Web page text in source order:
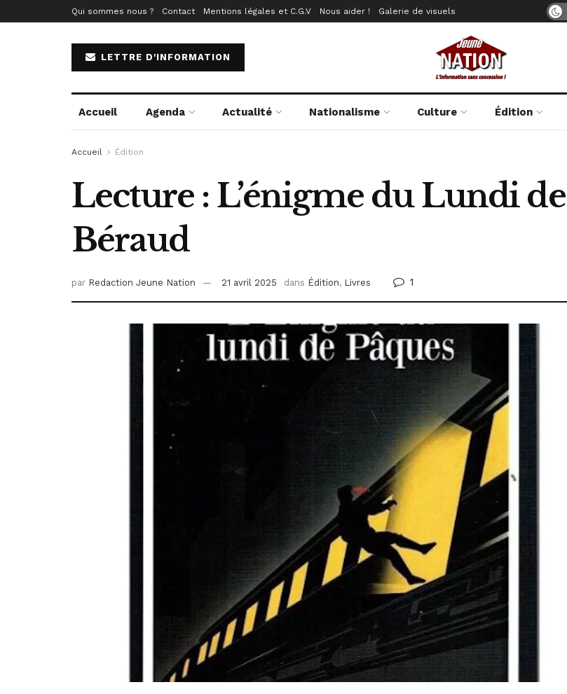
Qui sommes nous ? Contact Mentions légales et C.G.V Nous aider ! Galerie de visuels
LETTRE D'INFORMATION
Accueil Agenda Actualité Nationalisme Culture Édition
Accueil Édition
Lecture : L’énigme du Lundi
Béraud
par Redaction Jeune Nation 21 avril 2025 dans Édition, Livres 1